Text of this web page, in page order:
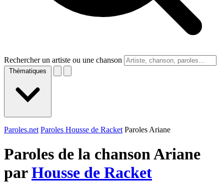
Rechercher un artiste ou une chanson
Thématiques
Paroles.net Paroles Housse de Racket Paroles Ariane
Paroles de la chanson Ariane
parHousse de Racket